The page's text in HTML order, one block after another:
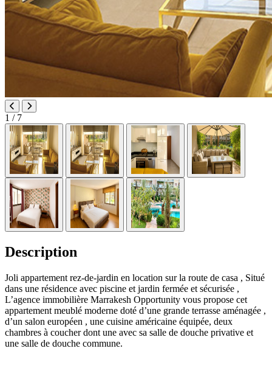
1 / 7
Description
Joli appartement rez-de-jardin en location sur la route de casa , Situé
dans une résidence avec piscine et jardin fermée et sécurisée ,
L’agence immobilière Marrakesh Opportunity vous propose cet
appartement meublé moderne doté d’une grande terrasse aménagée ,
d’un salon européen , une cuisine américaine équipée, deux
chambres à coucher dont une avec sa salle de douche privative et
une salle de douche commune.